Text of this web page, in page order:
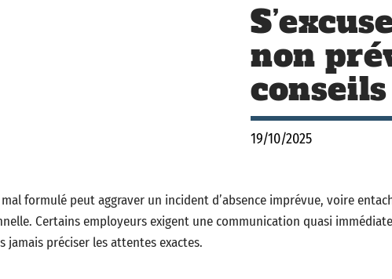
non
19/10/2025
mal formulé peut aggraver un incident d’absence imprévue, voire
Certains employeurs exigent une communication quasi
jamais préciser les attentes exactes.